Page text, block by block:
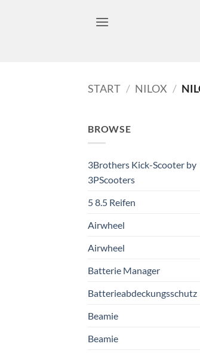
START / NILOX /
BROWSE
3Brothers Kick-Scooter by
3PScooters
5 8.5 Reifen
Airwheel
Airwheel
Batterie Manager
Batterieabdeckungsschutz
Beamie
Beamie